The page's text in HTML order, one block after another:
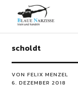
Blaue
scholdt
VON FELIX MENZEL
6. DEZEMBER 2018